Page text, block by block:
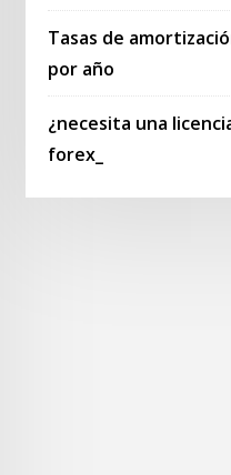
Tasas de
por año
¿necesita una
forex_